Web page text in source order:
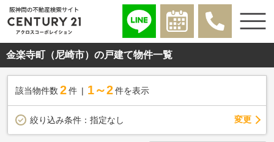
金楽寺町（尼崎市）の戸建て物件一覧
該当物件数 2件 1～2 件を表示
絞り込み条件： 指定なし 変更